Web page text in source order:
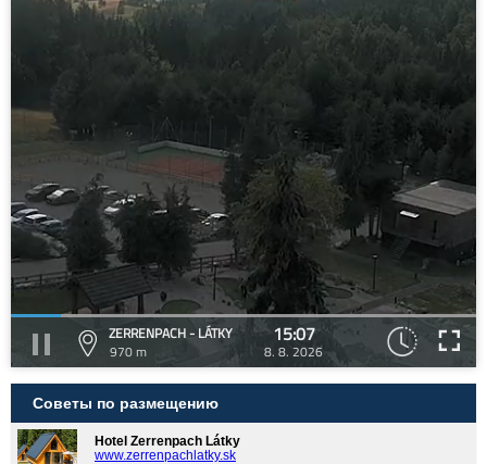
ZERRENPACH - LÁTKY
970 m
15:07
8. 8. 2026
Советы по размещению
Hotel Zerrenpach Látky
www.zerrenpachlatky.sk